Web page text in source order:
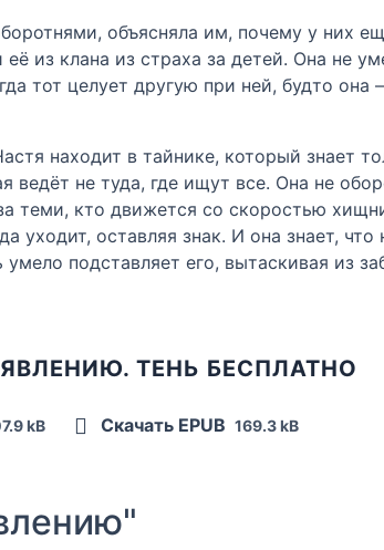
объясняла им, почему у них
из клана из страха за детей. Она не
тот целует другую при ней, будто
находит в тайнике, который знает
ведёт не туда, где ищут все. Она не
теми, кто движется со скоростью
уходит, оставляя знак. И она знает,
подставляет его, вытаскивая из
ТЕНЬ БЕСПЛАТНО
kB Скачать EPUB 169.3 kB